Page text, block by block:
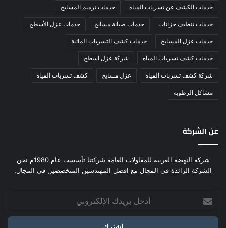
خدمات الكشف عن تسربات المياه خدمات ترميم المسابح
خدمات تنظيف خزانات خدمات صيانة مسابح خدمات عزل الأسطح
خدمات عزل المسابح خدمات كشف التسربات المائية
خدمات كشف تسربات المياه شركة عزل اسطح
شركة كشف تسربات المياه عزل مسابح كشف تسربات المياه
مشاكل الرطوبة
عن الشركة
شركة النهضة العربية للمقاولات العامة شركتنا تأسست عام 1980م نحن
الشركة الرائدة في المجال مع افضل المهندسين المتخصصين في المجال.
بريدك
الإلكتروني